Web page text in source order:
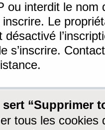
ou interdit le nom
Le
désactivé
s’inscrire.
sert “Supprimer
tous les cookies